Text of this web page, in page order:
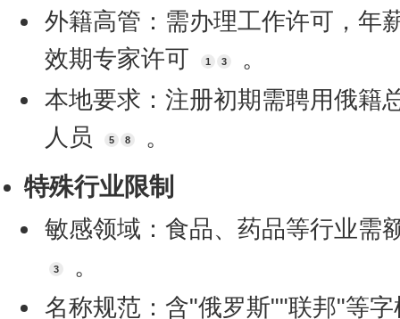
外籍高管：需办理工作许可，年
效期专家许可
1 3
。
本地要求：注册初期需聘用俄籍
人员
5 8 。
特殊行业限制
敏感领域：食品、药品等行业需
3
。
名称规范：含"俄罗斯""联邦"等